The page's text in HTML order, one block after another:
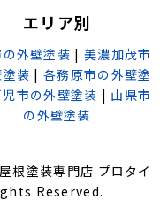
エリア別
外壁塗装 | 美濃加茂市
装 |各務原市の外壁塗
市の外壁塗装 | 山県市
の外壁塗装
根塗装専門店 プロタイ
Reserved.